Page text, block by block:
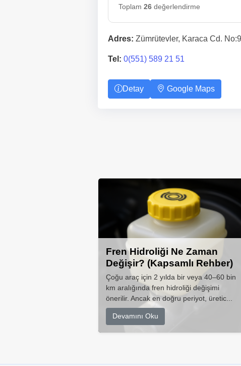
Toplam 26değerlendirme
Adres: Zümrütevler, Karaca Cd.
Tel: 0(551) 589 21 51
Detay Google Maps
Fren Hidroliği Ne Zaman
Değişir? (Kapsamlı Rehber)
Çoğu araç için 2 yılda bir veya 40–60 bin
km aralığında fren hidroliği değişimi
önerilir. Ancak en doğru periyot, üretic...
Devamını Oku